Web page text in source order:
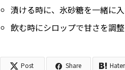
漬ける時に、氷砂糖を一緒に入
飲む時にシロップで甘さを調整
Post Share